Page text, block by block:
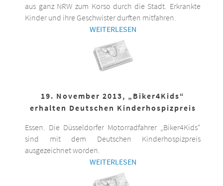
aus ganz NRW zum Korso durch die Stadt. Erkrankte
Kinder und ihre Geschwister durften mitfahren.
WEITERLESEN
19. November 2013, „Biker4Kids“
erhalten Deutschen Kinderhospizpreis
Essen. Die Düsseldorfer Motorradfahrer „Biker4Kids“
sind mit dem Deutschen Kinderhospizpreis
ausgezeichnet worden.
WEITERLESEN